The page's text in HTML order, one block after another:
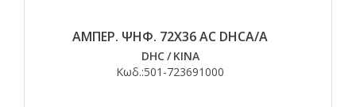
ΑΜΠΕΡ. ΨΗΦ. 72Χ36 AC DHCA/A
DHC/ ΚΙΝΑ
Κωδ.:501-723691000